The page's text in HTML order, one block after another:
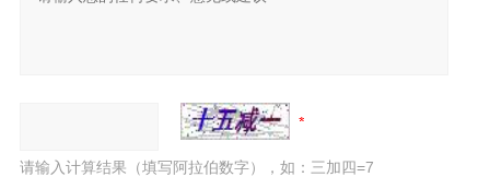
请输入计算结果（填写阿拉伯数字），如：三加四=7